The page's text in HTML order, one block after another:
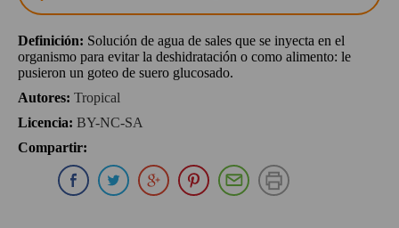
Definición: Solución de agua de sales que se inyecta en el
organismo para evitar la deshidratación o como alimento: le
pusieron un goteo de suero glucosado.
Autores: Tropical
Licencia: BY-NC-SA
Compartir:
Compartir en Whatsapp
Compartir en Facebook
Compartir en Twitter
Compartir en Google Plus
Compartir en Pinterest
Compartir por E-